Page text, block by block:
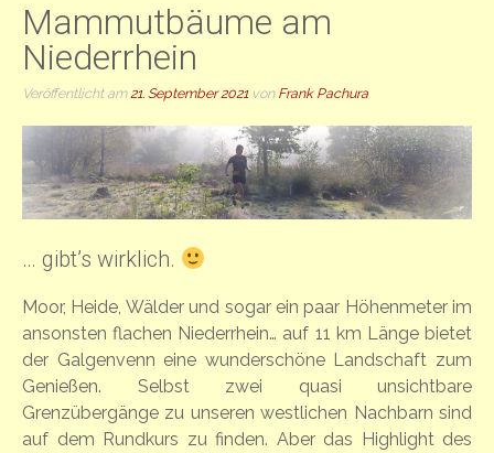
Mammutbäume am
Niederrhein
Veröffentlicht am21. September 2021 von Frank Pachura
… gibt’s wirklich.
Moor, Heide, Wälder und sogar ein paar Höhenmeter im
ansonsten flachen Niederrhein… auf 11 km Länge bietet
der Galgenvenn eine wunderschöne Landschaft zum
Genießen. Selbst zwei quasi unsichtbare
Grenzübergänge zu unseren westlichen Nachbarn sind
auf dem Rundkurs zu finden. Aber das Highlight des